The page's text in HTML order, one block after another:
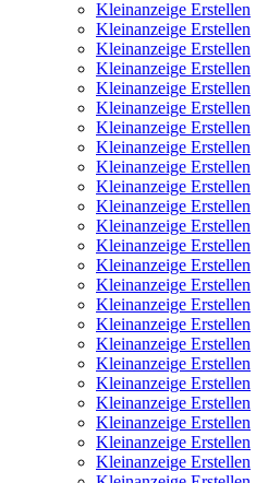
Kleinanzeige Erstellen
Kleinanzeige Erstellen
Kleinanzeige Erstellen
Kleinanzeige Erstellen
Kleinanzeige Erstellen
Kleinanzeige Erstellen
Kleinanzeige Erstellen
Kleinanzeige Erstellen
Kleinanzeige Erstellen
Kleinanzeige Erstellen
Kleinanzeige Erstellen
Kleinanzeige Erstellen
Kleinanzeige Erstellen
Kleinanzeige Erstellen
Kleinanzeige Erstellen
Kleinanzeige Erstellen
Kleinanzeige Erstellen
Kleinanzeige Erstellen
Kleinanzeige Erstellen
Kleinanzeige Erstellen
Kleinanzeige Erstellen
Kleinanzeige Erstellen
Kleinanzeige Erstellen
Kleinanzeige Erstellen